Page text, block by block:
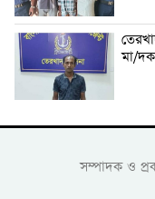
মা/দক
সম্পাদক ও